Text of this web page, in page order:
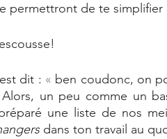
permettront de te simplifier
dit : « ben coudonc, on
Alors, un peu comme un
une liste de nos
dans ton travail au